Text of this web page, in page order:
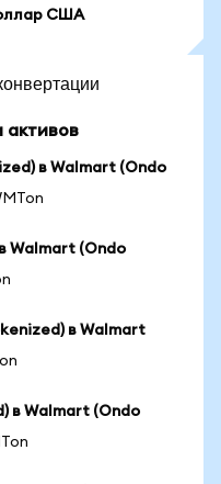
США
активов
в Walmart (Ondo
Walmart (Ondo
в Walmart
в Walmart (Ondo